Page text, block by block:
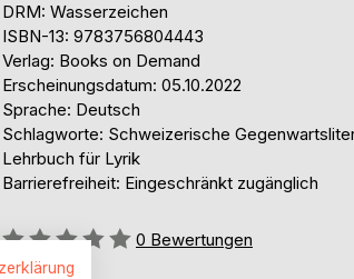
DRM: Wasserzeichen
ISBN-13: 9783756804443
Verlag: Books on Demand
Erscheinungsdatum: 05.10.2022
Sprache: Deutsch
Schlagworte: Schweizerische
Lehrbuch für Lyrik
Barrierefreiheit: Eingeschränkt zugänglich
Bewertung::
0%
0 Bewertungen